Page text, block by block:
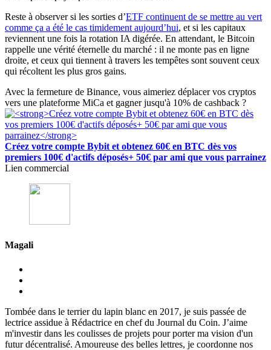
Reste à observer si les sorties d’ETF continuent de se mettre au vert
comme ça a été le cas timidement aujourd’hui, et si les capitaux
reviennent une fois la rotation IA digérée. En attendant, le Bitcoin
rappelle une vérité éternelle du marché : il ne monte pas en ligne
droite, et ceux qui tiennent à travers les tempêtes sont souvent ceux
qui récoltent les plus gros gains.
Avec la fermeture de Binance, vous aimeriez déplacer vos cryptos
vers une plateforme MiCa et gagner jusqu'à 10% de cashback ?
Créez votre compte Bybit et obtenez 60€ en BTC dès vos
premiers 100€ d'actifs déposés+ 50€ par ami que vous parrainez
Lien commercial
Magali
Tombée dans le terrier du lapin blanc en 2017, je suis passée de
lectrice assidue à Rédactrice en chef du Journal du Coin. J’aime
m'investir dans les coulisses de projets pour porter ma vision d'un
futur décentralisé. Amoureuse des belles lettres, je coordonne nos